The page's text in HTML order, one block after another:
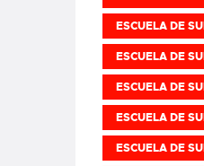
ESCUELA DE
ESCUELA DE
ESCUELA DE
ESCUELA DE
ESCUELA DE